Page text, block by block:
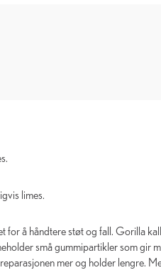
limes.
for å håndtere støt og fall. Gorilla
små gummipartikler som gir
mer og holder lengre.